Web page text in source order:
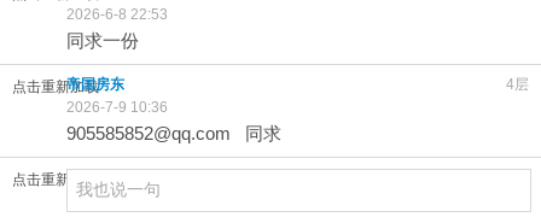
2026-6-8 22:53
同求一份
点击重新加载 4层
帝国房东
2026-7-9 10:36
905585852@qq.com 同求
点击重新加载